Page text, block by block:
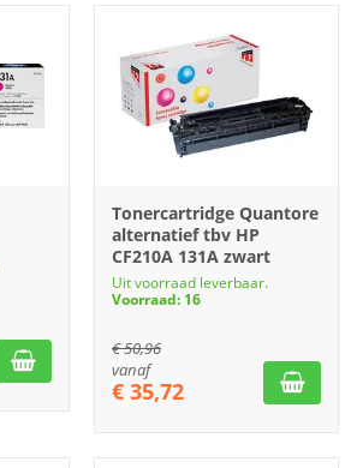
Tonercartridge Quantore
alternatief tbv HP
CF210A 131A zwart
Uit voorraad leverbaar.
Voorraad: 16
€50,96
vanaf
€ 35,72